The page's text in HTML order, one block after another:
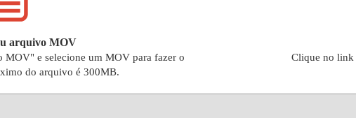
arquivo MOV
e selecione um MOV para fazer o
do arquivo é 300MB.
Clique no link